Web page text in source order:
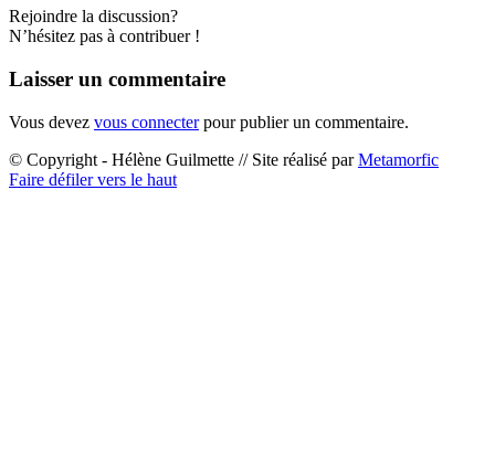
Rejoindre la discussion?
N’hésitez pas à contribuer !
Laisser un commentaire
Vous devez vous connecterpour publier un commentaire.
© Copyright - Hélène Guilmette // Site réalisé parMetamorfic
Faire défiler vers le haut